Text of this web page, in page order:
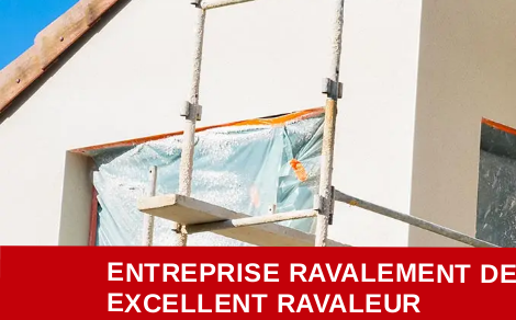
ENTREPRISE RAVALEMENT
EXCELLENT RAVALEUR